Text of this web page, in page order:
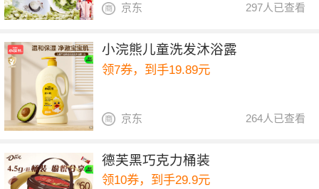
297人已查看
京东
小浣熊儿童洗发沐浴露
领7券，到手19.89元
264人已查看
京东
德芙黑巧克力桶装
领10券，到手29.9元